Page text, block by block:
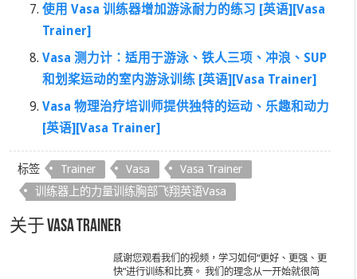
使用 Vasa 训练器增加游泳耐力的练习 [英语][Vasa
Trainer]
Vasa 测力计：适用于游泳、铁人三项、冲浪、SUP
和划桨运动的室内游泳训练 [英语][Vasa Trainer]
Vasa 物理治疗培训师提供独特的运动、乐趣和动力
[英语][Vasa Trainer]
标签 Trainer Vasa
Vasa Trainer
训练器上的力量训练胸部飞翔英语Vasa
关于 Vasa Trainer
感谢您观看我们的视频，学习如何“更好、更强、更
快”进行训练和比赛。 我们的理念从一开始就很简